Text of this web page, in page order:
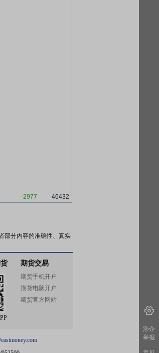
-2977 46432
部分内容的准确性、真实
期货交易
期货手机开户
期货电脑开户
期货官方网站
涉企
举报